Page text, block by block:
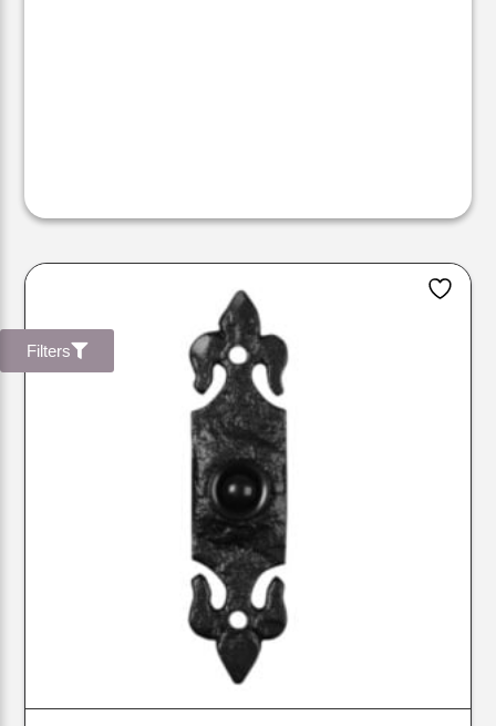
Filters